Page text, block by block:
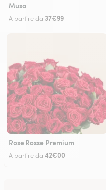
Musa
A partire da 37€99
Rose Rosse Premium
A partire da 42€00